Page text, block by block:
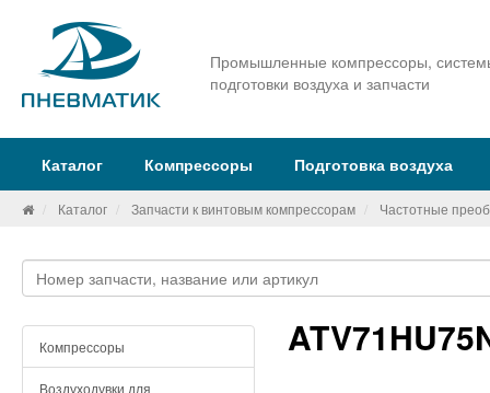
Промышленные компрессоры,
подготовки воздуха и запчасти
Каталог Компрессоры Подготовка воздуха
Каталог Запчасти к винтовым компрессорам Частотные
Компрессоры
Воздуходувки для